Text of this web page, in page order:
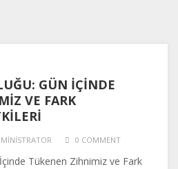
GÜN İÇINDE
VE FARK
0 COMMENT
Tükenen Zihnimiz ve Fark